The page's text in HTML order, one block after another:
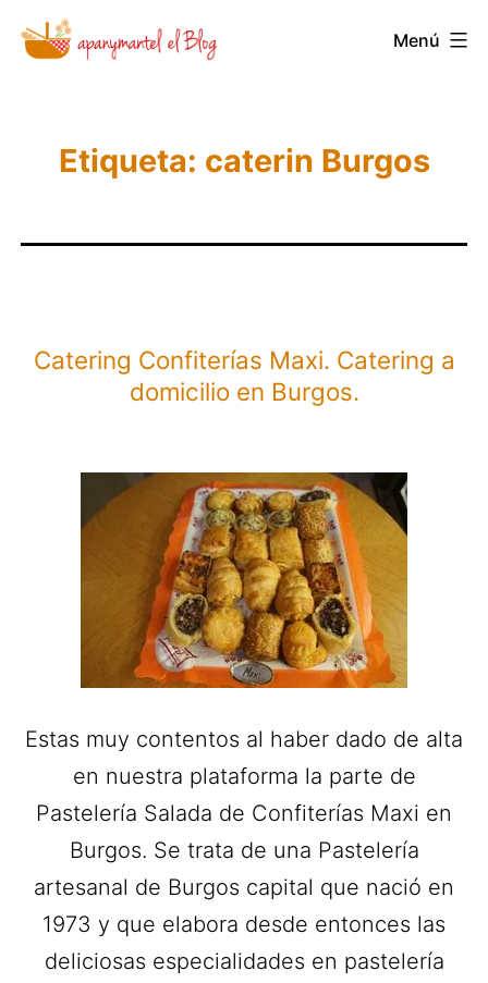
Saltar
Novedades
Menú
Etiqueta: caterin Burgos
Catering Confiterías Maxi. Catering a
domicilio en Burgos.
Estas muy contentos al haber dado de alta
en nuestra plataforma la parte de
Pastelería Salada de Confiterías Maxi en
Burgos. Se trata de una Pastelería
artesanal de Burgos capital que nació en
1973 y que elabora desde entonces las
deliciosas especialidades en pastelería